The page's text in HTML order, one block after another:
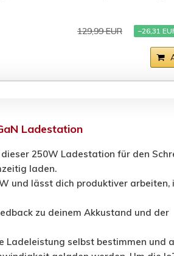
129,99 EUR −26,31
Ladestation
250W Ladestation für den
laden.
und lässt dich produktiver arbeiten,
zu deinem Akkustand und der
Ladeleistung selbst bestimmen und